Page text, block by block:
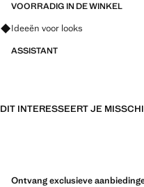
VOORRADIG IN DE WINKEL
Vraag om outfitideeën,
Ideeën voor looks
ASSISTANT
DIT INTERESSEERT JE
Ontvang exclusieve